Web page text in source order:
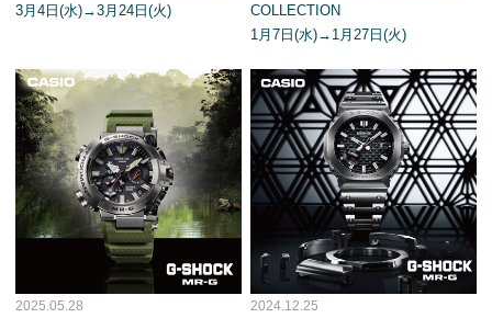
3月4日(水)→3月24日(火)
COLLECTION
1月7日(水)→1月27日(火)
2025.05.28 2024.12.25